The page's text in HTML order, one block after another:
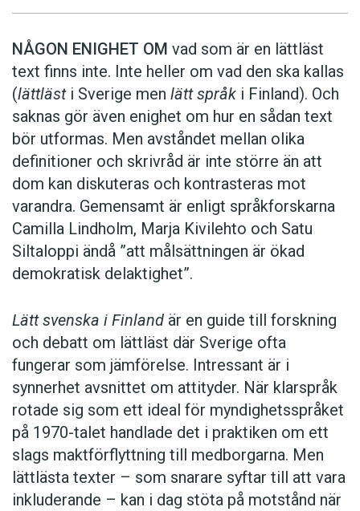
NÅGON ENIGHET OM vad som är en lättläst
text finns inte. Inte heller om vad den ska kallas
(lättlästi Sverige men lätt språk i Finland). Och
saknas gör även enighet om hur en sådan text
bör utformas. Men avståndet mellan olika
definitioner och skrivråd är inte större än att
dom kan diskuteras och kontrasteras mot
varandra. Gemensamt är enligt språkforskarna
Camilla Lindholm, Marja Kivilehto och Satu
Siltaloppi ändå ”att målsättningen är ökad
demokratisk delaktighet”.
Lätt svenska i Finland är en guide till forskning
och debatt om lättläst där ­Sverige ofta
fungerar som jämförelse. ­Intressant är i
synnerhet ­avsnittet om attityder. När klar­språk
rotade sig som ett ideal för myndighetsspråket
på 1970-talet handlade det i praktiken om ett
slags maktförflyttning till medborgarna. Men
lättlästa texter – som snarare syftar till att vara
inkluderande – kan i dag stöta på motstånd när